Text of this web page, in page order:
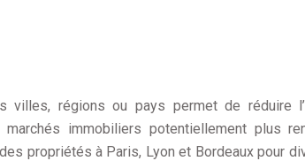
régions ou pays permet de réduire
immobiliers potentiellement plus
propriétés à Paris, Lyon et Bordeaux pour